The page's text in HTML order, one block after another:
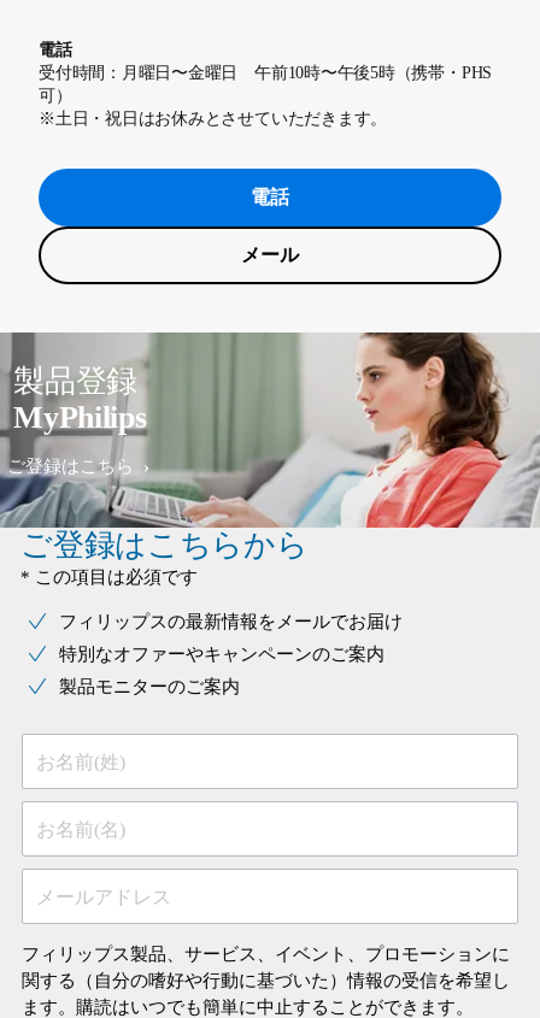
電話
受付時間：月曜日〜金曜日 午前10時〜午後5時（携帯・PHS
可）
※土日・祝日はお休みとさせていただきます。
電話
メール
製品登録
MyPhilips
ご登録はこちら
ご登録はこちらから
* この項目は必須です
フィリップスの最新情報をメールでお届け
特別なオファーやキャンペーンのご案内
製品モニターのご案内
お名前(姓)
お名前(名)
メールアドレス
フィリップス製品、サービス、イベント、プロモーションに
関する（自分の嗜好や行動に基づいた）情報の受信を希望し
ます。購読はいつでも簡単に中止することができます。